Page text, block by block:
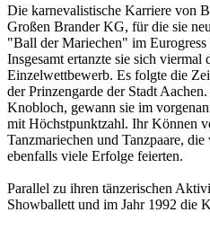
Die karnevalistische Karriere von
Großen Brander KG, für die sie
"Ball der Mariechen" im
Insgesamt ertanzte sie sich viermal
Einzelwettbewerb. Es folgte die
der Prinzengarde der Stadt
Knobloch, gewann sie im
mit Höchstpunktzahl. Ihr Können
Tanzmariechen und Tanzpaare, die
ebenfalls viele Erfolge feierten.
Parallel zu ihren tänzerischen
Showballett und im Jahr 1992 die